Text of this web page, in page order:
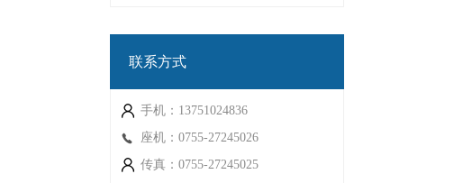
联系方式
手机：13751024836
座机：0755-27245026
传真：0755-27245025